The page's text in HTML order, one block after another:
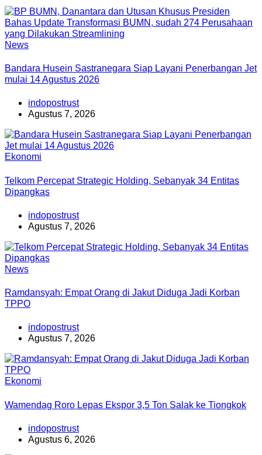
News
Bandara Husein Sastranegara Siap Layani Penerbangan Jet
mulai 14 Agustus 2026
indopostrust
Agustus 7, 2026
Ekonomi
Telkom Percepat Strategic Holding, Sebanyak 34 Entitas
Dipangkas
indopostrust
Agustus 7, 2026
News
Ramdansyah: Empat Orang di Jakut Diduga Jadi Korban
TPPO
indopostrust
Agustus 7, 2026
Ekonomi
Wamendag Roro Lepas Ekspor 3,5 Ton Salak ke Tiongkok
indopostrust
Agustus 6, 2026